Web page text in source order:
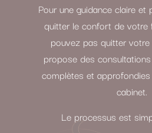
Pour une guidance claire et
quitter le confort de votre
pouvez pas quitter
propose des
complètes et approfondies
cabinet.
Le processus est